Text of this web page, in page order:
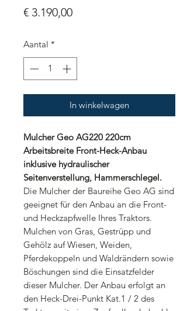
€ 3.190,00Prijs
Aantal *
In winkelwagen
Mulcher Geo AG220 220cm
Arbeitsbreite Front-Heck-Anbau
inklusive hydraulischer
Seitenverstellung, Hammerschlegel.
Die Mulcher der Baureihe Geo AG sind
geeignet für den Anbau an die Front-
und Heckzapfwelle Ihres Traktors.
Mulchen von Gras, Gestrüpp und
Gehölz auf Wiesen, Weiden,
Pferdekoppeln und Waldrändern sowie
Böschungen sind die Einsatzfelder
dieser Mulcher. Der Anbau erfolgt an
den Heck-Drei-Punkt Kat.1 / 2 des